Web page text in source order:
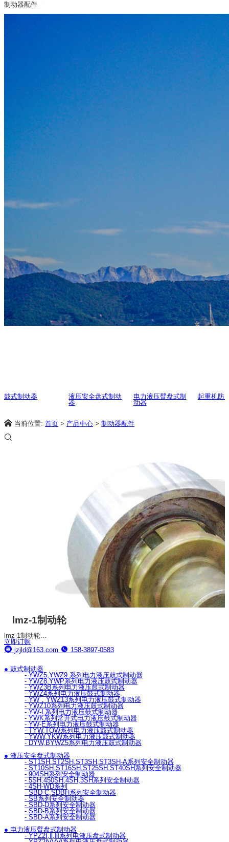
制动器配件
鼓式制动器
液压安全盘式制动
器
电力液压臂盘式制
动器
起重机防
当前位置: 首页 > 产品中心 > 制动器配件
lmz-1制动轮
lmz-1制动轮...
立即订购
jzjld@163.com
158-3897-0583
● 鼓式制动器
- YWZ5,YWZ9 系列电力液压鼓式制动器
- YWZ8,YWP系列电力液压鼓式制动器
- YWZ3B系列电力液压鼓式制动器
- YWZ4系列电力液压鼓式制动器
- YW，YWZ13系列电力液压鼓式制动器
- YWZ10系列电力液压鼓式制动器
- YW-L系列电力液压鼓式制动器
- YWK系列常开式电力液压鼓式制动器
- YW-E系列电力液压鼓式制动器
- TYW,TQW系列电力液压鼓式制动器
- YWW,YKW系列电力液压鼓式制动器
- DYW,BYWZ5系列电力液压鼓式制动器
● 液压安全盘式制动器
- ST1SH.ST2SH,ST3SH,ST3SH-A系列安全制动器
- ST10SH.ST16SH,ST25SH,ST40SH系列安全制动器
- 904SH系列安全制动器
- 5SH,450SH,4SH,3SH系列安全制动器
- 4SH-WD系列
- SBD-C,SDBH系列安全制动器
- SB系列安全制动器
- SBD-D系列安全制动器
- SBD-B系列安全制动器
- SBD-A系列安全制动器
● 电力液压臂盘式制动器
- YPZ2Ⅰ,Ⅱ,Ⅲ系列电液压盘式制动器